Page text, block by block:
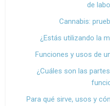
de
Cannabis:
¿Estás utilizando la
Funciones y usos de
¿Cuáles son las
Para qué sirve, usos y